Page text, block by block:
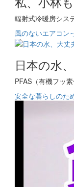
輻射式冷暖房シス
風のないエアコン
日本の水
PFAS（有機フッ
安全な暮らしのた